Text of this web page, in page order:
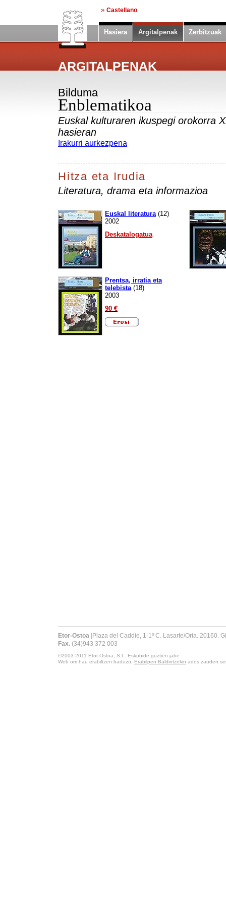
» Castellano
Hasiera Argitalpenak Zerbitzuak
ARGITALPENAK
Bilduma
Enblematikoa
Euskal kulturaren ikuspegi orokorra
hasieran
Irakurri aurkezpena
Hitza eta Irudia
Literatura, drama eta informazioa
Euskal literatura (12)
2002
Deskatalogatua
Prentsa, irratia eta
telebista (18)
2003
90 €
Etor-Ostoa Plaza del Caddie, 1-1º C. Lasarte/Oria. 20160.
Fax. (34)943 372 003
©2003-2011 Etor-Ostoa, S.L. Eskubide guztien jabe
Web orri hau erabiltzen baduzu, Erabilpen Baldintzekin ados zauden